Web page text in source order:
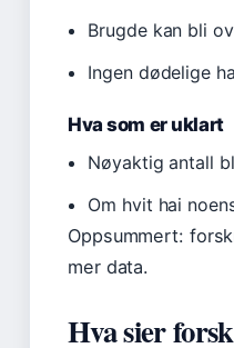
Brugde kan bli
Ingen dødelige
Hva som er uklart
Nøyaktig antall
Om hvit hai
Oppsummert:
mer data.
Hva sier